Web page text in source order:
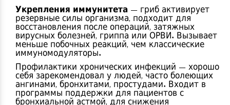
Укрепления иммунитета — гриб активирует
резервные силы организма, подходит для
восстановления после операций, затяжных
вирусных болезней, гриппа или ОРВИ. Вызывает
меньше побочных реакций, чем классические
иммуномодуляторы.
Профилактики хронических инфекций — хорошо
себя зарекомендовал у людей, часто болеющих
ангинами, бронхитами, простудами. Входит в
программы поддержки для пациентов с